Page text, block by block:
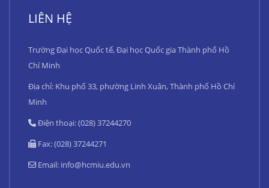
LIÊN HỆ
Trường Đại học Quốc tế, Đại học Quốc gia Thành phố Hồ
Chí Minh
Địa chỉ: Khu phố 33, phường Linh Xuân, Thành phố Hồ Chí
Minh
Điện thoại: (028) 37244270
Fax: (028) 37244271
Email: info@hcmiu.edu.vn